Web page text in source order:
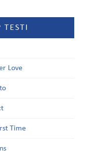
TESTI
Love
Time